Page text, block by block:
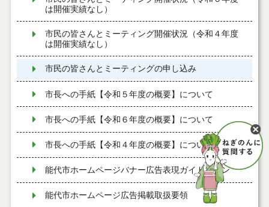
は開催実績なし）
市民の皆さんとミーティング開催状況（令和４年度
は開催実績なし）
市民の皆さんとミーティングの申し込み
市長への手紙【令和５年度の概要】について
市長への手紙【令和６年度の概要】について
市長への手紙【令和４年度の概要】について
能代市ホームページバナー広告表現ガイドライン
能代市ホームページ広告掲載取扱要領